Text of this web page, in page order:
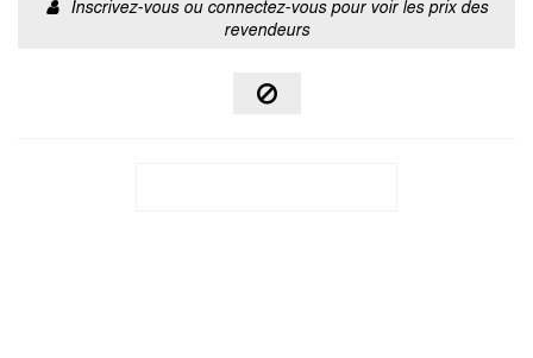
Inscrivez-vous ou connectez-vous pour voir les prix des
revendeurs